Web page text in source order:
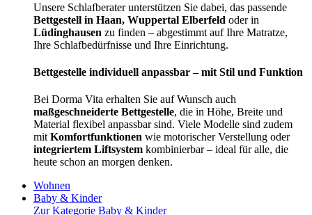
Unsere Schlafberater unterstützen Sie dabei, das passende
Bettgestell in Haan, Wuppertal Elberfeld oder in
Lüdinghausen zu finden – abgestimmt auf Ihre Matratze,
Ihre Schlafbedürfnisse und Ihre Einrichtung.
Bettgestelle individuell anpassbar – mit Stil und Funktion
Bei Dorma Vita erhalten Sie auf Wunsch auch
maßgeschneiderte Bettgestelle, die in Höhe, Breite und
Material flexibel anpassbar sind. Viele Modelle sind zudem
mit Komfortfunktionen wie motorischer Verstellung oder
integriertem Liftsystem kombinierbar – ideal für alle, die
heute schon an morgen denken.
Wohnen
Baby & Kinder
Zur Kategorie Baby & Kinder